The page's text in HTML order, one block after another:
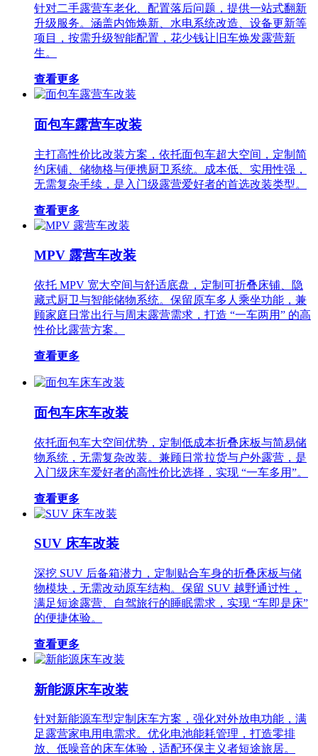
针对二手露营车老化、配置落后问题，提供一站式翻新
升级服务。涵盖内饰焕新、水电系统改造、设备更新等
项目，按需升级智能配置，花少钱让旧车焕发露营新
生。
查看更多
面包车露营车改装
主打高性价比改装方案，依托面包车超大空间，定制简
约床铺、储物格与便携厨卫系统。成本低、实用性强，
无需复杂手续，是入门级露营爱好者的首选改装类型。
查看更多
MPV 露营车改装
依托 MPV 宽大空间与舒适底盘，定制可折叠床铺、隐
藏式厨卫与智能储物系统。保留原车多人乘坐功能，兼
顾家庭日常出行与周末露营需求，打造 “一车两用” 的高
性价比露营方案。
查看更多
面包车床车改装
依托面包车大空间优势，定制低成本折叠床板与简易储
物系统，无需复杂改装。兼顾日常拉货与户外露营，是
入门级床车爱好者的高性价比选择，实现 “一车多用”。
查看更多
SUV 床车改装
深挖 SUV 后备箱潜力，定制贴合车身的折叠床板与储
物模块，无需改动原车结构。保留 SUV 越野通过性，
满足短途露营、自驾旅行的睡眠需求，实现 “车即是床”
的便捷体验。
查看更多
新能源床车改装
针对新能源车型定制床车方案，强化对外放电功能，满
足露营家电用电需求。优化电池能耗管理，打造零排
放、低噪音的床车体验，适配环保主义者短途旅居。